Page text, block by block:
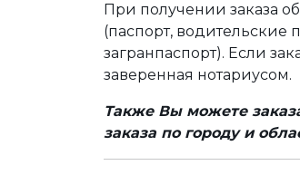
При получении заказа
(паспорт, водительские
загранпаспорт). Если
заверенная нотариусом.
Также Вы можете
заказа по городу и